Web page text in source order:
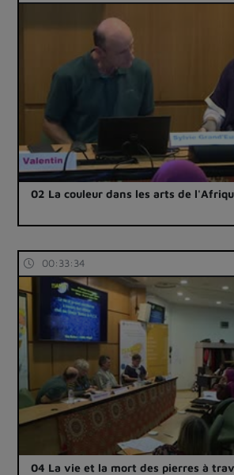
02 La couleur dans les arts de
00:33:34
04 La vie et la mort des pierres à